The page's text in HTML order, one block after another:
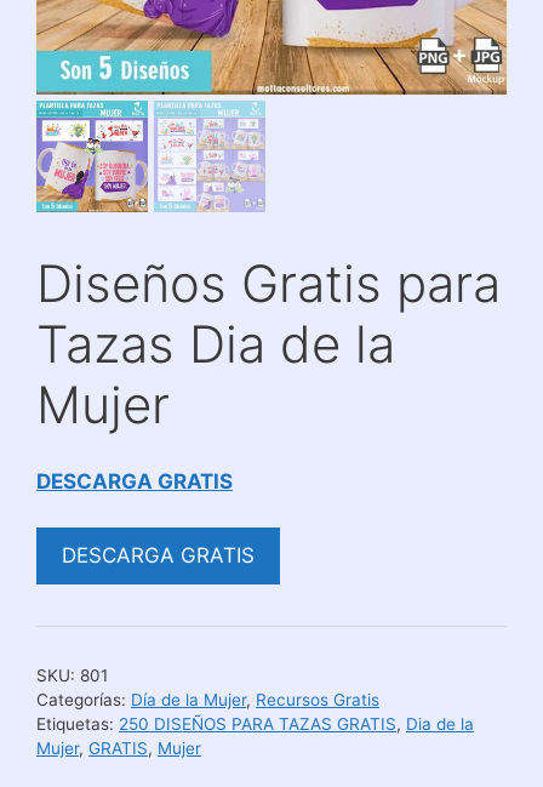
Diseños Gratis para
Tazas Dia de la
Mujer
DESCARGA GRATIS
DESCARGA GRATIS
SKU: 801
Categorías: Día de la Mujer, Recursos Gratis
Etiquetas: 250 DISEÑOS PARA TAZAS GRATIS, Dia de la
Mujer, GRATIS, Mujer